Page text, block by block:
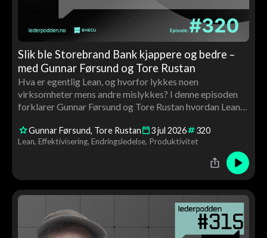
Slik ble Storebrand Bank kjappere og bedre –
med Gunnar Førsund og Tore Rustan
Hva er egentlig Lean, og hvorfor lykkes noen
virksomheter mens andre mislykkes? I denne episoden
forklarer Gunnar Førsund og Tore Rustan hvordan Lean
verdiskaping gjennom medarbeiderinvolvering, ledelse
og kontinuerlig forbedring.
Gunnar Førsund Tore Rustan 3jul 2026 320
Lean Effektivisering Endringsledelse Produktivitet